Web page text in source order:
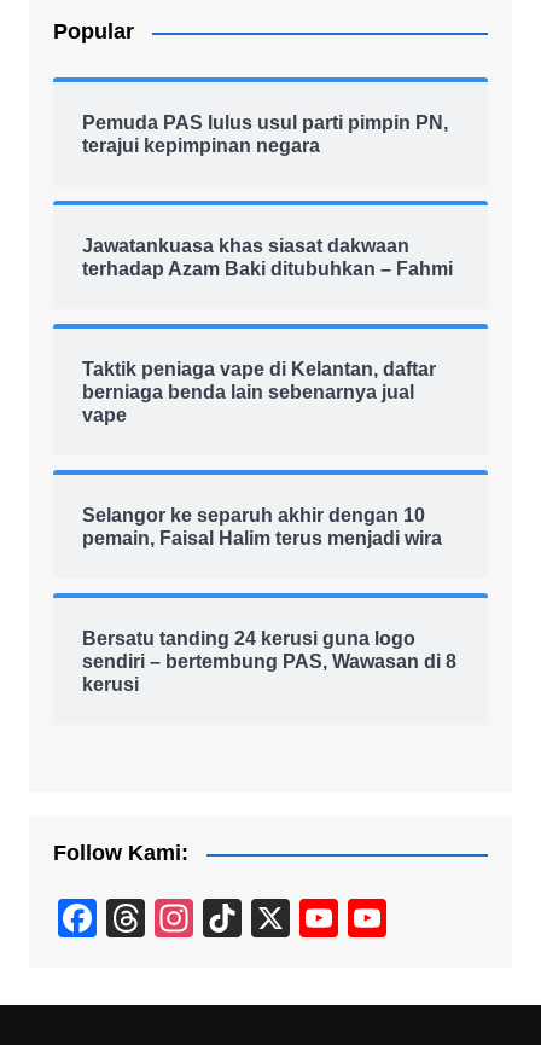
Popular
Pemuda PAS lulus usul parti pimpin PN,
terajui kepimpinan negara
Jawatankuasa khas siasat dakwaan
terhadap Azam Baki ditubuhkan – Fahmi
Taktik peniaga vape di Kelantan, daftar
berniaga benda lain sebenarnya jual
vape
Selangor ke separuh akhir dengan 10
pemain, Faisal Halim terus menjadi wira
Bersatu tanding 24 kerusi guna logo
sendiri – bertembung PAS, Wawasan di 8
kerusi
Follow Kami:
F
c
T
e
In
a
Ti
T
X
Y
u
u